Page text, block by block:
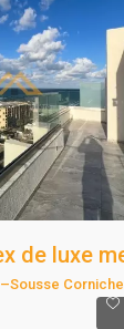
–Sousse Corniche